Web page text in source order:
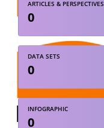
ARTICLES & PERSPECTIVES
0
DATA SETS
0
INFOGRAPHIC
0